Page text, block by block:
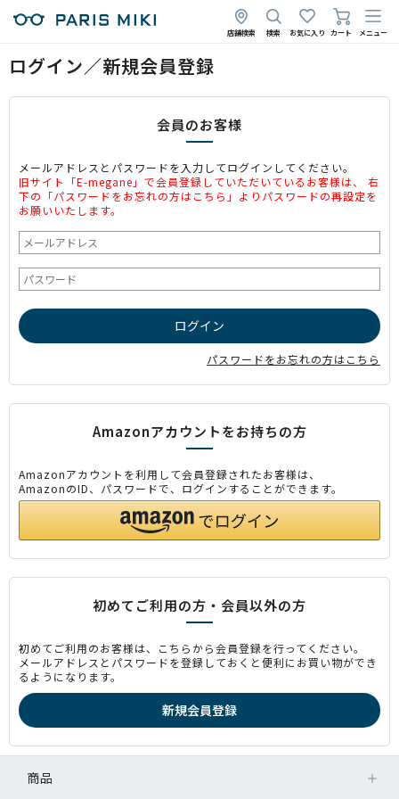
店舗検索 検索 お気に入り カート メニュー
ログイン／新規会員登録
会員のお客様
メールアドレスとパスワードを入力してログインしてください。
旧サイト「E-megane」で会員登録していただいているお客様は、 右
下の「パスワードをお忘れの方はこちら」よりパスワードの再設定を
お願いいたします。
パスワードをお忘れの方はこちら
Amazonアカウントをお持ちの方
Amazonアカウントを利用して会員登録されたお客様は、
AmazonのID、パスワードで、ログインすることができます。
初めてご利用の方・会員以外の方
初めてご利用のお客様は、こちらから会員登録を行ってください。
メールアドレスとパスワードを登録しておくと便利にお買い物ができ
るようになります。
商品